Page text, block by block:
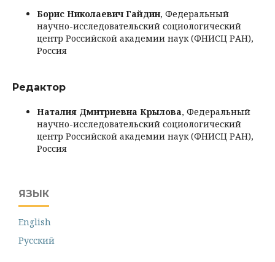
Борис Николаевич Гайдин, Федеральный
научно-исследовательский социологический
центр Российской академии наук (ФНИСЦ РАН),
Россия
Редактор
Наталия Дмитриевна Крылова, Федеральный
научно-исследовательский социологический
центр Российской академии наук (ФНИСЦ РАН),
Россия
ЯЗЫК
English
Русский